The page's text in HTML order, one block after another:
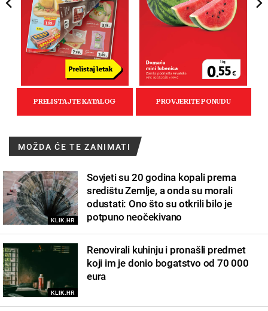
MOŽDA ĆE TE ZANIMATI
KLIK.HR
Sovjeti su 20 godina kopali prema
središtu Zemlje, a onda su morali
odustati: Ono što su otkrili bilo je
potpuno neočekivano
KLIK.HR
Renovirali kuhinju i pronašli predmet
koji im je donio bogatstvo od 70 000
eura